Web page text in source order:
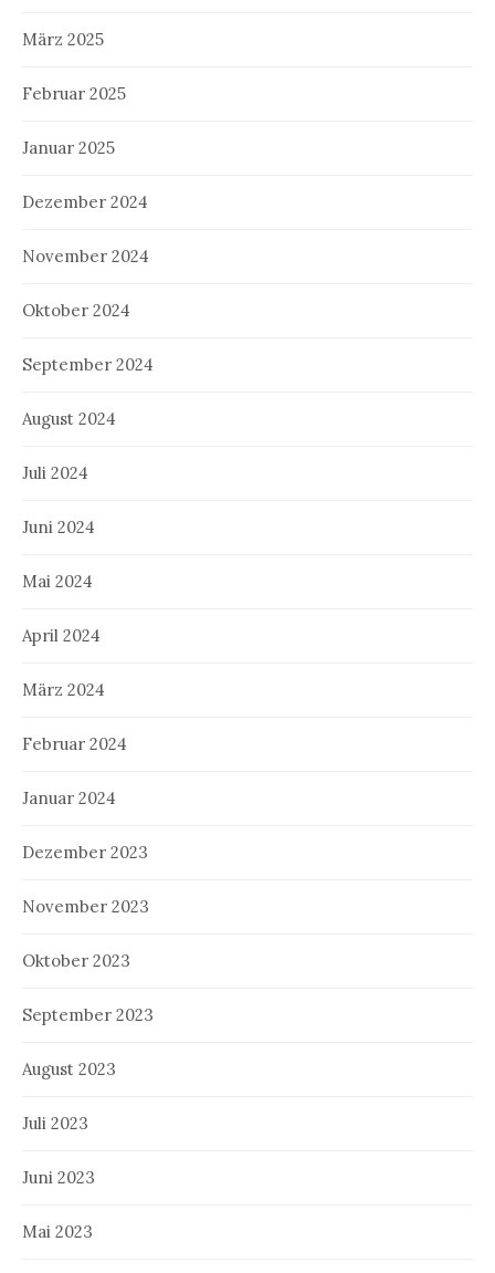
März 2025
Februar 2025
Januar 2025
Dezember 2024
November 2024
Oktober 2024
September 2024
August 2024
Juli 2024
Juni 2024
Mai 2024
April 2024
März 2024
Februar 2024
Januar 2024
Dezember 2023
November 2023
Oktober 2023
September 2023
August 2023
Juli 2023
Juni 2023
Mai 2023